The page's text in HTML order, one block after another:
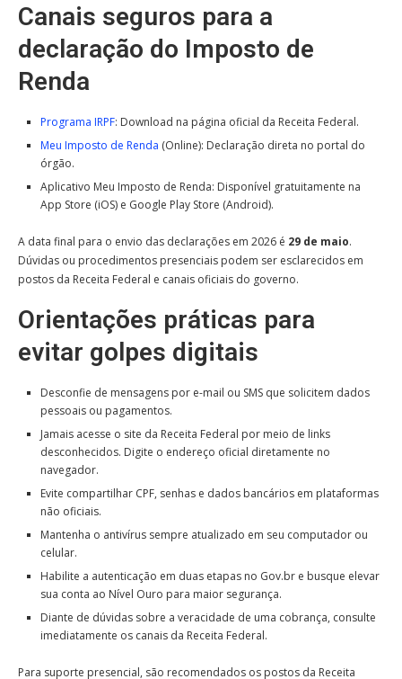
Canais seguros para a
declaração do Imposto de
Renda
Programa IRPF: Download na página oficial da Receita Federal.
Meu Imposto de Renda (Online): Declaração direta no portal do
órgão.
Aplicativo Meu Imposto de Renda: Disponível gratuitamente na
App Store (iOS) e Google Play Store (Android).
A data final para o envio das declarações em 2026 é 29 de maio.
Dúvidas ou procedimentos presenciais podem ser esclarecidos em
postos da Receita Federal e canais oficiais do governo.
Orientações práticas para
evitar golpes digitais
Desconfie de mensagens por e-mail ou SMS que solicitem dados
pessoais ou pagamentos.
Jamais acesse o site da Receita Federal por meio de links
desconhecidos. Digite o endereço oficial diretamente no
navegador.
Evite compartilhar CPF, senhas e dados bancários em plataformas
não oficiais.
Mantenha o antivírus sempre atualizado em seu computador ou
celular.
Habilite a autenticação em duas etapas no Gov.br e busque elevar
sua conta ao Nível Ouro para maior segurança.
Diante de dúvidas sobre a veracidade de uma cobrança, consulte
imediatamente os canais da Receita Federal.
Para suporte presencial, são recomendados os postos da Receita